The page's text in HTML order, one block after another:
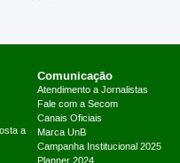
a
Comunicação
Atendimento a Jornalistas
Fale com a Secom
Canais Oficiais
Marca UnB
Campanha Institucional 2025